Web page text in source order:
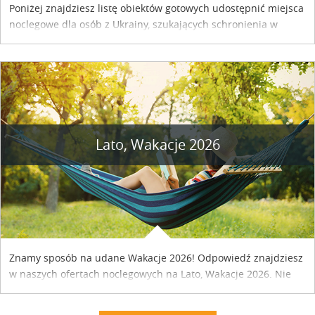
Poniżej znajdziesz listę obiektów gotowych udostępnić miejsca
noclegowe dla osób z Ukrainy, szukających schronienia w
Lato, Wakacje 2026
Znamy sposób na udane Wakacje 2026! Odpowiedź znajdziesz
w naszych ofertach noclegowych na Lato, Wakacje 2026. Nie
zwlekaj atrakcyjne noclegi czekają...